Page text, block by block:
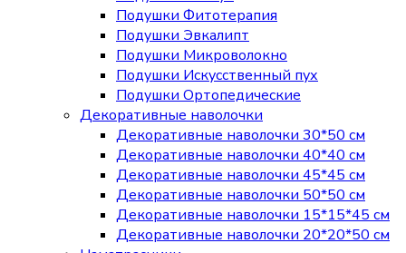
Подушки Фитотерапия
Подушки Эвкалипт
Подушки Микроволокно
Подушки Искусственный пух
Подушки Ортопедические
Декоративные наволочки
Декоративные наволочки 30*50 см
Декоративные наволочки 40*40 см
Декоративные наволочки 45*45 см
Декоративные наволочки 50*50 см
Декоративные наволочки 15*15*45 см
Декоративные наволочки 20*20*50 см